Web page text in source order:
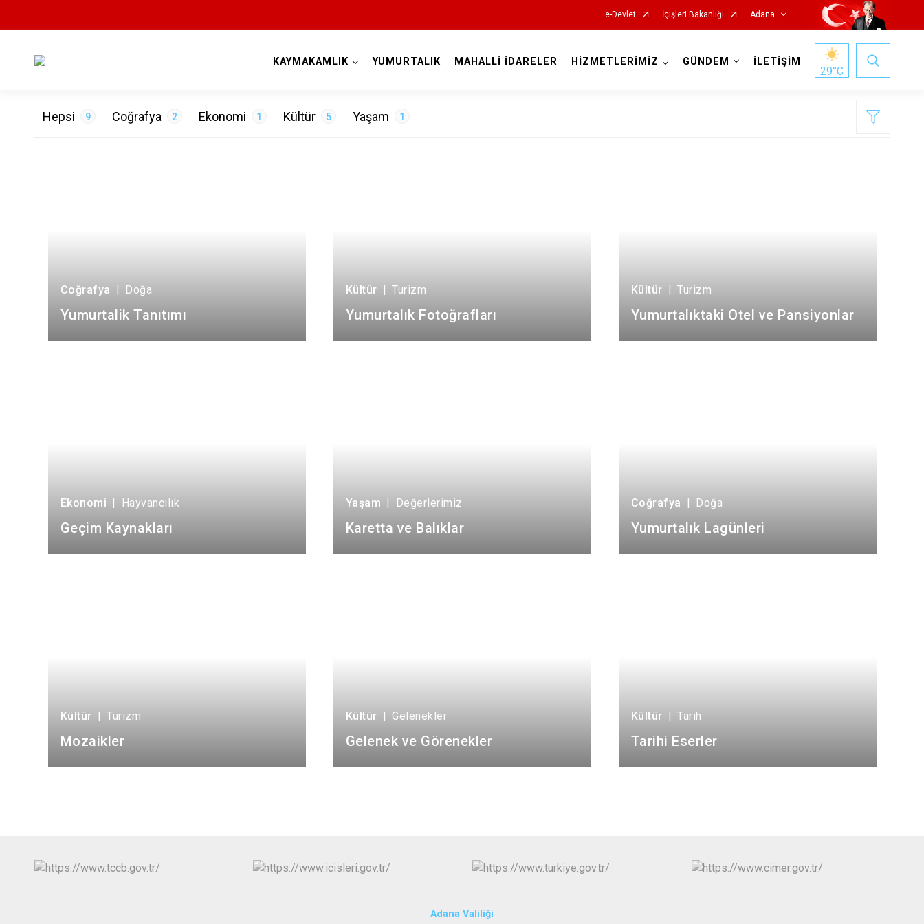
e-Devlet İçişleri Bakanlığı Adana
Kozan
Sarıçam
Çukurova
KAYMAKAMLIK YUMURTALIK MAHALLİ İDARELER HİZMETLERİMİZ GÜNDEM İLETİŞİM
29°C
Hepsi 9 Coğrafya 2 Ekonomi 1 Kültür 5 Yaşam 1
Coğrafya | Doğa
Yumurtalik Tanıtımı
Kültür | Turizm
Yumurtalık Fotoğrafları
Kültür | Turizm
Yumurtalıktaki Otel ve Pansiyonlar
Ekonomi | Hayvancılık
Geçim Kaynakları
Yaşam | Değerlerimiz
Karetta ve Balıklar
Coğrafya | Doğa
Yumurtalık Lagünleri
Kültür | Turizm
Mozaikler
Kültür | Gelenekler
Gelenek ve Görenekler
Kültür | Tarih
Tarihi Eserler
Adana Valiliği